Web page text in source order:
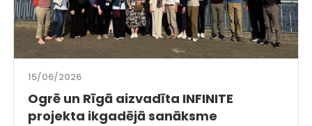
15/06/2026
Ogrē un Rīgā aizvadīta INFINITE
projekta ikgadējā sanāksme